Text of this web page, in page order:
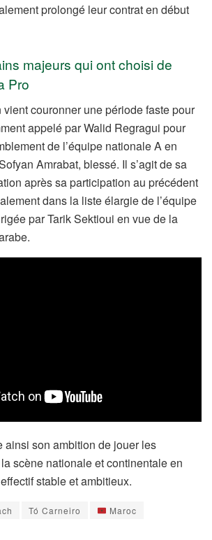
prolongé leur contrat en début
majeurs qui ont choisi de
Pro
couronner une période faste pour
appelé par Walid Regragui pour
de l’équipe nationale A en
Amrabat, blessé. Il s’agit de sa
après sa participation au précédent
dans la liste élargie de l’équipe
par Tarik Sektioui en vue de la
ainsi son ambition de jouer les
scène nationale et continentale en
stable et ambitieux.
Tó Carneiro
Maroc